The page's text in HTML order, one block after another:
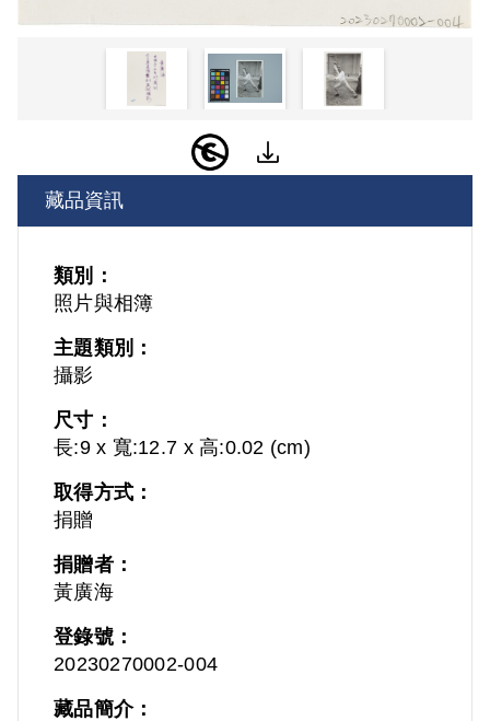
藏品資訊
類別：
照片與相簿
主題類別：
攝影
尺寸：
長:9 x 寬:12.7 x 高:0.02 (cm)
取得方式：
捐贈
捐贈者：
黃廣海
登錄號：
20230270002-004
藏品簡介：